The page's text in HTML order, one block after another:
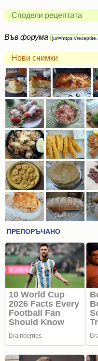
Сподели рецептата
Във форума
Нови снимки